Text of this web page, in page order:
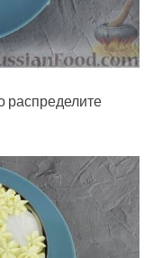
распределите